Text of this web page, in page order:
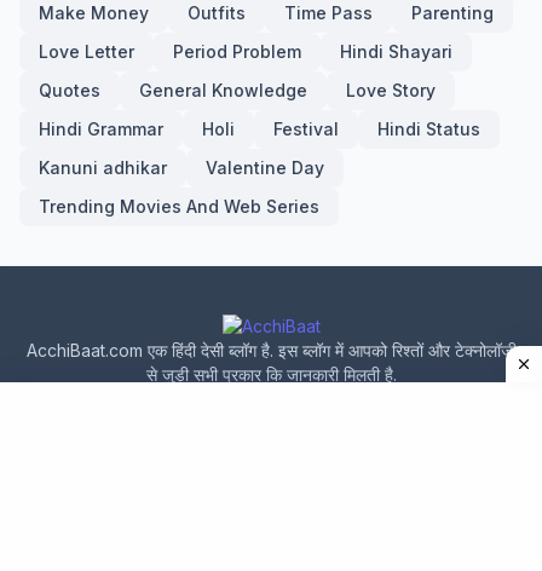
Make Money
Outfits Time Pass
Parenting
Love Letter
Period Problem
Hindi Shayari
Quotes
General Knowledge
Love Story
Hindi Grammar
Holi Festival
Hindi Status
Kanuni adhikar
Valentine Day
Trending Movies And Web Series
AcchiBaat.com एक हिंदी देसी ब्लॉग है. इस ब्लॉग में आपको रिश्तों और टेक्नोलॉजी
से जुड़ी सभी प्रकार कि जानकारी मिलती है.